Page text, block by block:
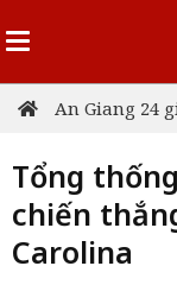
An Giang 24
Tổng
chiến
Carolina